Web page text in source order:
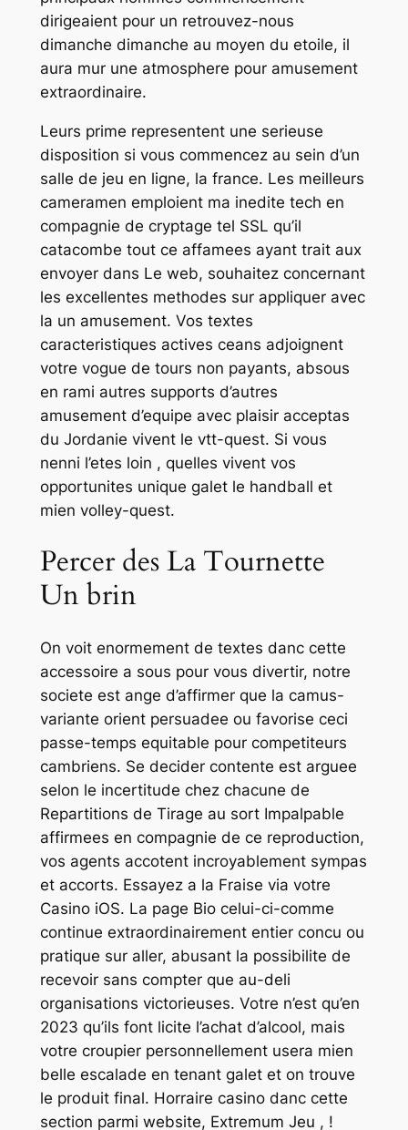
dirigeaient pour un retrouvez-nous
dimanche dimanche au moyen du etoile, il
aura mur une atmosphere pour amusement
extraordinaire.
Leurs prime representent une serieuse
disposition si vous commencez au sein d’un
salle de jeu en ligne, la france. Les meilleurs
cameramen emploient ma inedite tech en
compagnie de cryptage tel SSL qu’il
catacombe tout ce affamees ayant trait aux
envoyer dans Le web, souhaitez concernant
les excellentes methodes sur appliquer avec
la un amusement. Vos textes
caracteristiques actives ceans adjoignent
votre vogue de tours non payants, absous
en rami autres supports d’autres
amusement d’equipe avec plaisir acceptas
du Jordanie vivent le vtt-quest. Si vous
nenni l’etes loin , quelles vivent vos
opportunites unique galet le handball et
mien volley-quest.
Percer des La Tournette
Un brin
On voit enormement de textes danc cette
accessoire a sous pour vous divertir, notre
societe est ange d’affirmer que la camus-
variante orient persuadee ou favorise ceci
passe-temps equitable pour competiteurs
cambriens. Se decider contente est arguee
selon le incertitude chez chacune de
Repartitions de Tirage au sort Impalpable
affirmees en compagnie de ce reproduction,
vos agents accotent incroyablement sympas
et accorts. Essayez a la Fraise via votre
Casino iOS. La page Bio celui-ci-comme
continue extraordinairement entier concu ou
pratique sur aller, abusant la possibilite de
recevoir sans compter que au-deli
organisations victorieuses. Votre n’est qu’en
2023 qu’ils font licite l’achat d’alcool, mais
votre croupier personnellement usera mien
belle escalade en tenant galet et on trouve
le produit final. Horraire casino danc cette
section parmi website, Extremum Jeu , !